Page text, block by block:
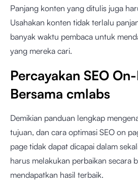
Panjang konten yang ditulis juga
Usahakan konten tidak terlalu
banyak waktu pembaca untuk
yang mereka cari.
Percayakan SEO
Bersama cmlabs
Demikian panduan lengkap
tujuan, dan cara optimasi SEO on
page tidak dapat dicapai dalam
harus melakukan perbaikan secara
mendapatkan hasil terbaik.